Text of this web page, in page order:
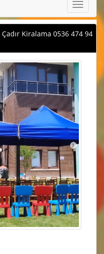
Toggle
Çadır Kiralama 0536 474 94